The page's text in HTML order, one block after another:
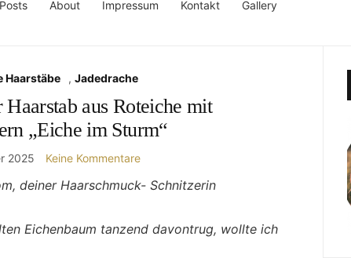
About Impressum Kontakt
Gallery
Haarstäbe ,Jadedrache
aus Roteiche mit
„Eiche im Sturm“
2025 Keine Kommentare
deiner Haarschmuck- Schnitzerin
Eichenbaum tanzend davontrug, wollte ich